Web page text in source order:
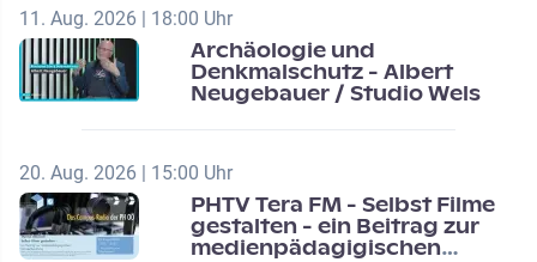
11. Aug. 2026 | 18:00 Uhr
Archäologie und
Denkmalschutz - Albert
Neugebauer / Studio Wels
20. Aug. 2026 | 15:00 Uhr
PHTV Tera FM - Selbst Filme
gestalten - ein Beitrag zur
medienpädagigischen